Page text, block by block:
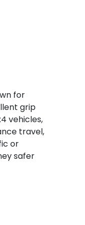
for
grip
vehicles,
travel,
or
safer